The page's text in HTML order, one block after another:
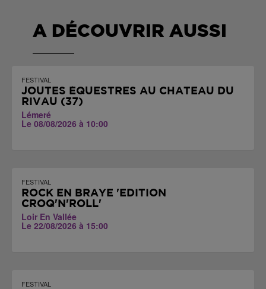
A DÉCOUVRIR AUSSI
FESTIVAL
JOUTES ÉQUESTRES AU CHÂTEAU DU
RIVAU (37)
Lémeré
Le 08/08/2026 à 10:00
FESTIVAL
ROCK EN BRAYE 'EDITION
CROQ'N'ROLL'
Loir En Vallée
Le 22/08/2026 à 15:00
FESTIVAL